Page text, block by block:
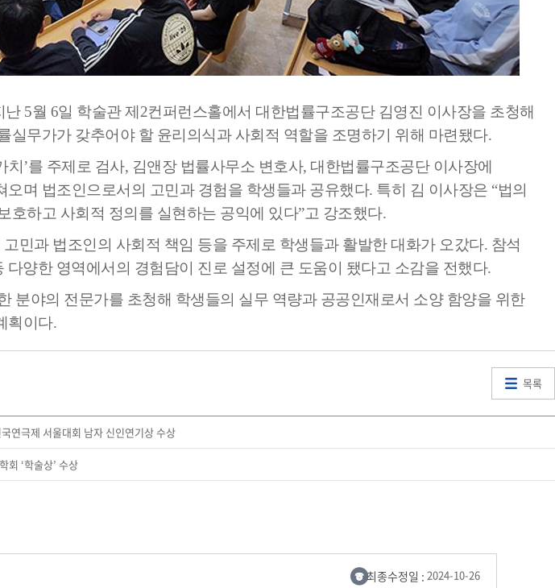
례
전과/복수(부)·학생설계전공 관련
Q&A
진로 컨설팅 우수사례
전공·진로 안내영상
전입신청안내 교육훈련안내 훈련연기/보류안내 훈련장 안내
혜택
련
학군단소개
지휘관 소개
업무담당자 소개
학습활동
봉사활동
예도
체육활동
학군단 건물
지원안내
지원/선발절차
모집일정
선발방법
선발요소/배점
지원자격
세부선발방법
공지사항
컴퓨터 실습실 디지털자료실 세명통통 어플리케이션
5월 6일 학술관 제2컨퍼런스홀에서 대한법률구조공단 김영진 이사장을 초청해
실무가가 갖추어야 할 윤리의식과 사회적 역할을 조명하기 위해 마련됐다.
치’를 주제로 검사, 김앤장 법률사무소 변호사, 대한법률구조공단 이사장에
며 법조인으로서의 고민과 경험을 학생들과 공유했다. 특히 김 이사장은 “법의
호하고 사회적 정의를 실현하는 공익에 있다”고 강조했다.
민과 법조인의 사회적 책임 등을 주제로 학생들과 활발한 대화가 오갔다. 참석
다양한 영역에서의 경험담이 진로 설정에 큰 도움이 됐다고 소감을 전했다.
분야의 전문가를 초청해 학생들의 실무 역량과 공공인재로서 소양 함양을 위한
획이다.
목록
연극제 서울대회 남자 신인연기상 수상
회 ‘학술상’ 수상
최종수정일 : 2024-10-26